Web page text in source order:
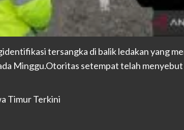
tersangka di balik ledakan yang
Minggu.Otoritas setempat telah
Timur Terkini